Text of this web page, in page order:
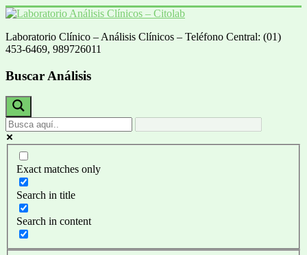
Saltar
contenido
Laboratorio
Análisis
Clínicos
–
Citolab
Análisis
Clínicos
Laboratorio Clínico – Análisis Clínicos – Teléfono Central: (01)
453-6469, 989726011
Buscar Análisis
Exact matches only
Search in title
Search in content